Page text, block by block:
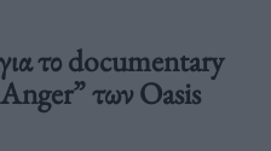
το documentary
των Oasis